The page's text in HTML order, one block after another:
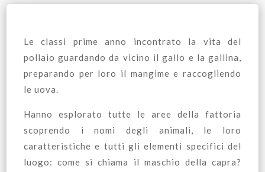
Le classi prime anno incontrato la vita del
pollaio guardando da vicino il gallo e la gallina,
preparando per loro il mangime e raccogliendo
le uova.
Hanno esplorato tutte le aree della fattoria
scoprendo i nomi degli animali, le loro
caratteristiche e tutti gli elementi specifici del
luogo: come si chiama il maschio della capra?